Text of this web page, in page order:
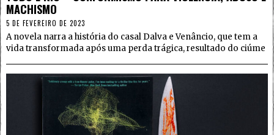
MACHISMO
5 DE FEVEREIRO DE 2023
A novela narra a história do casal Dalva e Venâncio, que tem a
vida transformada após uma perda trágica, resultado do ciúme